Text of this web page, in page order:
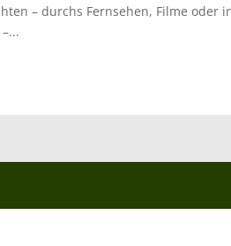
– durchs Fernsehen, Filme oder